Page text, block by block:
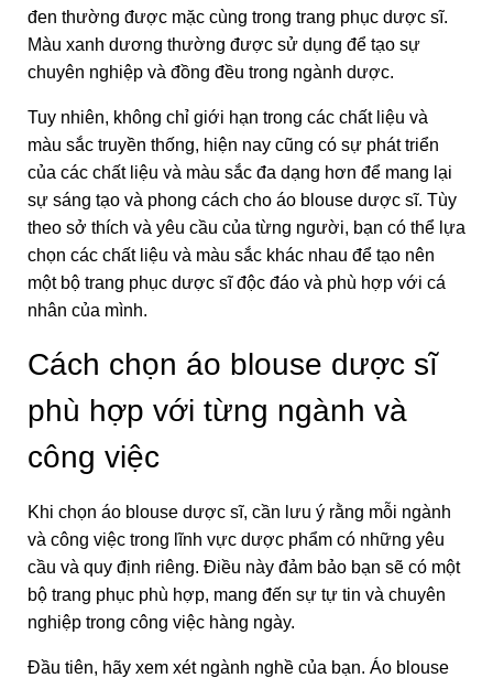
đen thường được mặc cùng trong trang phục dược sĩ.
Màu xanh dương thường được sử dụng để tạo sự
chuyên nghiệp và đồng đều trong ngành dược.
Tuy nhiên, không chỉ giới hạn trong các chất liệu và
màu sắc truyền thống, hiện nay cũng có sự phát triển
của các chất liệu và màu sắc đa dạng hơn để mang lại
sự sáng tạo và phong cách cho áo blouse dược sĩ. Tùy
theo sở thích và yêu cầu của từng người, bạn có thể lựa
chọn các chất liệu và màu sắc khác nhau để tạo nên
một bộ trang phục dược sĩ độc đáo và phù hợp với cá
nhân của mình.
Cách chọn áo blouse dược sĩ
phù hợp với từng ngành và
công việc
Khi chọn áo blouse dược sĩ, cần lưu ý rằng mỗi ngành
và công việc trong lĩnh vực dược phẩm có những yêu
cầu và quy định riêng. Điều này đảm bảo bạn sẽ có một
bộ trang phục phù hợp, mang đến sự tự tin và chuyên
nghiệp trong công việc hàng ngày.
Đầu tiên, hãy xem xét ngành nghề của bạn. Áo blouse